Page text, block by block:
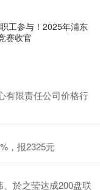
工参与！2025年浦东
赛收官
有限责任公司价格行
，报2325元
於之莹达成200盘联